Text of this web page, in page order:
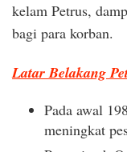
kelam Petrus,
bagi para korban.
Latar Belakang
Pada awal
meningkat